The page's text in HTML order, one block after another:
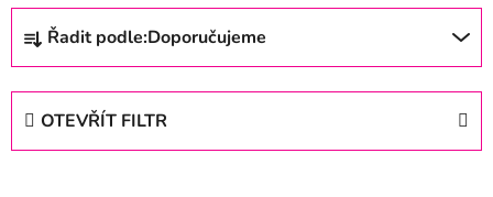
Ř
z
Řadit podle:Doporučujeme
OTEVŘÍT FILTR